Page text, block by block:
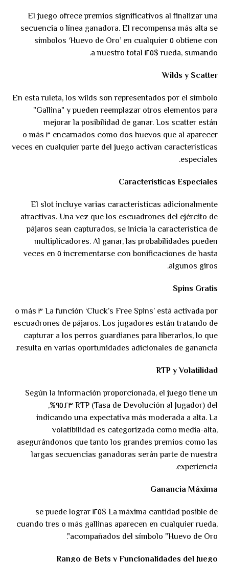
El juego ofrece premios significativos al finalizar una
secuencia o línea ganadora. El recompensa más alta se
obtiene con ٥ simbolos ‘Huevo de Oro’ en cualquier
rueda, sumando $١٢٥ a nuestro total.
Wilds y Scatter
En esta ruleta, los wilds son representados por el símbolo
"Gallina" y pueden reemplazar otros elementos para
mejorar la posibilidad de ganar. Los scatter están
encarnados como dos huevos que al aparecer ٣ o más
veces en cualquier parte del juego activan características
especiales.
Características Especiales
El slot incluye varias características adicionalmente
atractivas. Una vez que los escuadrones del ejército de
pájaros sean capturados, se inicia la característica de
multiplicadores. Al ganar, las probabilidades pueden
incrementarse con bonificaciones de hasta ٥ veces en
algunos giros.
Spins Gratis
La función ‘Cluck’s Free Spins’ está activada por ٣ o más
escuadrones de pájaros. Los jugadores están tratando de
capturar a los perros guardianes para liberarlos, lo que
resulta en varias oportunidades adicionales de ganancia.
RTP y Volatilidad
Según la información proporcionada, el juego tiene un
RTP (Tasa de Devolución al Jugador) del ٩٥.٢٣%,
indicando una expectativa más moderada a alta. La
volatibilidad es categorizada como media-alta,
asegurándonos que tanto los grandes premios como las
largas secuencias ganadoras serán parte de nuestra
experiencia.
Ganancia Máxima
La máxima cantidad posible de $١٢٥ se puede lograr
cuando tres o más gallinas aparecen en cualquier rueda,
acompañados del símbolo "Huevo de Oro".